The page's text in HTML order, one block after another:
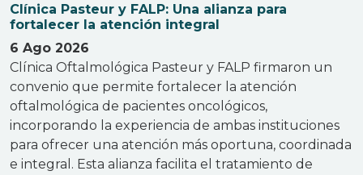
Clínica Pasteur y FALP: Una alianza para
fortalecer la atención integral
6 Ago 2026
Clínica Oftalmológica Pasteur y FALP firmaron un
convenio que permite fortalecer la atención
oftalmológica de pacientes oncológicos,
incorporando la experiencia de ambas instituciones
para ofrecer una atención más oportuna, coordinada
e integral. Esta alianza facilita el tratamiento de